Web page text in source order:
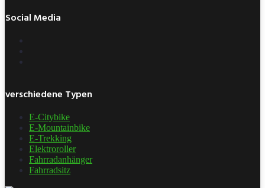
Social Media
verschiedene Typen
E-Citybike
E-Mountainbike
E-Trekking
Elektroroller
Fahrradanhänger
Fahrradsitz